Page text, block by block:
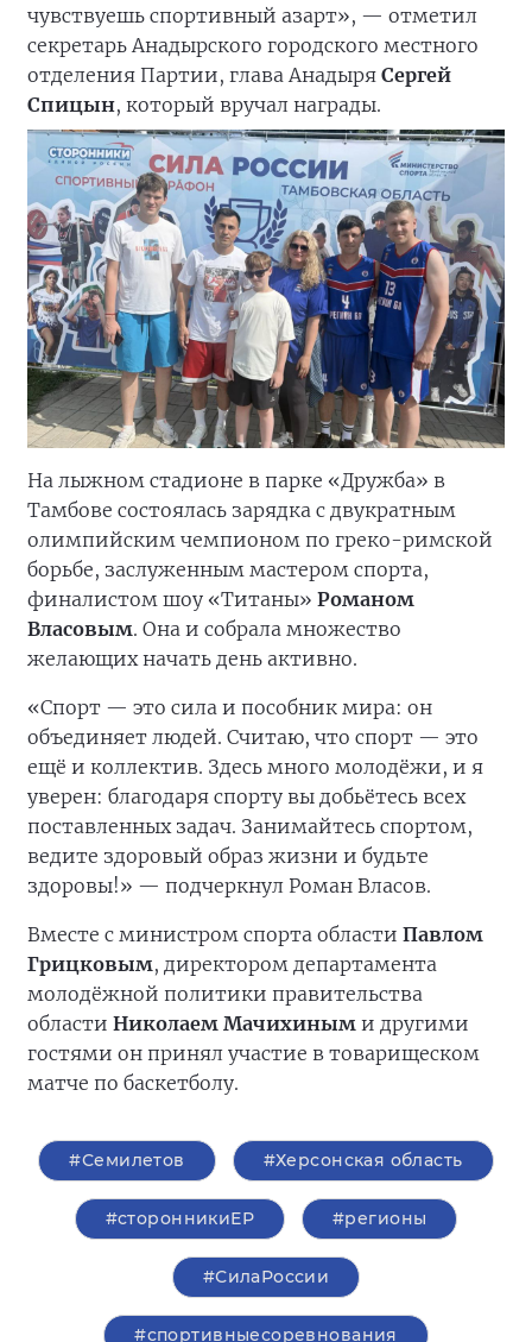
чувствуешь спортивный азарт», — отметил
секретарь Анадырского городского местного
отделения Партии, глава Анадыря Сергей
Спицын, который вручал награды.
На лыжном стадионе в парке «Дружба» в
Тамбове состоялась зарядка с двукратным
олимпийским чемпионом по греко-римской
борьбе, заслуженным мастером спорта,
финалистом шоу «Титаны» Романом
Власовым. Она и собрала множество
желающих начать день активно.
«Спорт — это сила и пособник мира: он
объединяет людей. Считаю, что спорт — это
ещё и коллектив. Здесь много молодёжи, и я
уверен: благодаря спорту вы добьётесь всех
поставленных задач. Занимайтесь спортом,
ведите здоровый образ жизни и будьте
здоровы!» — подчеркнул Роман Власов.
Вместе с министром спорта области Павлом
Грицковым, директором департамента
молодёжной политики правительства
области Николаем Мачихиным и другими
гостями он принял участие в товарищеском
матче по баскетболу.
#Семилетов #Херсонская область
#сторонникиЕР #регионы
#СилаРоссии
#спортивныесоревнования